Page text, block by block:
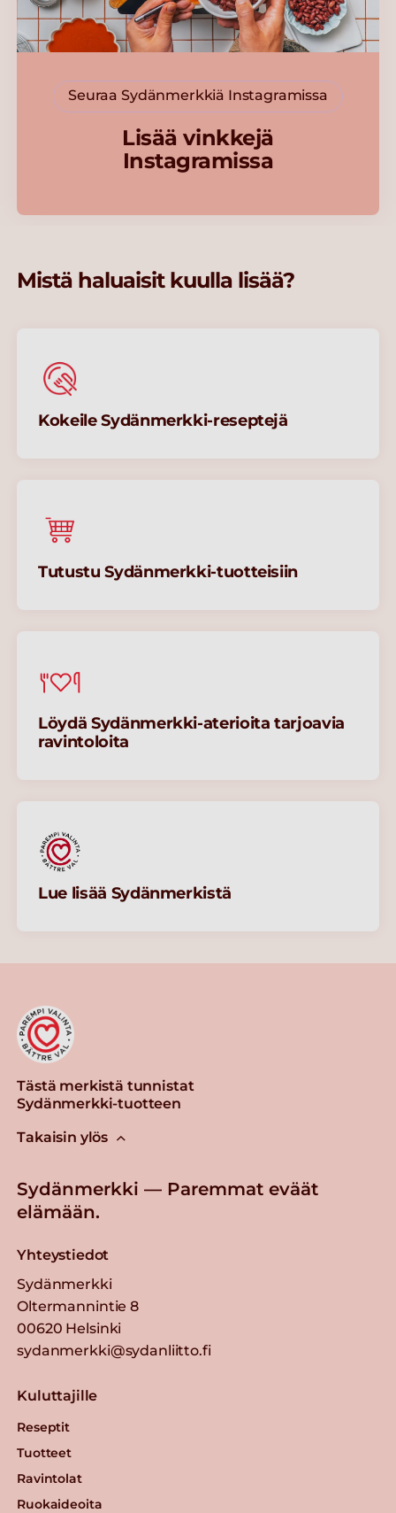
Seuraa Sydänmerkkiä Instagramissa
Lisää vinkkejä
Instagramissa
Mistä haluaisit kuulla lisää?
Kokeile Sydänmerkki-reseptejä
Tutustu Sydänmerkki-tuotteisiin
Löydä Sydänmerkki-aterioita tarjoavia
ravintoloita
Lue lisää Sydänmerkistä
Tästä merkistä tunnistat
Sydänmerkki-tuotteen
Takaisin ylös
Sydänmerkki — Paremmat eväät
elämään.
Yhteystiedot
Sydänmerkki
Oltermannintie 8
00620 Helsinki
sydanmerkki@sydanliitto.fi
Kuluttajille
Reseptit
Tuotteet
Ravintolat
Ruokaideoita